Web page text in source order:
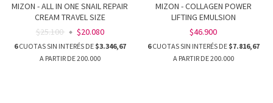
MIZON - ALL IN ONE SNAIL REPAIR
CREAM TRAVEL SIZE
$25.100
$20.080
6CUOTAS SIN INTERÉS DE $3.346,67
MIZON - COLLAGEN POWER
LIFTING EMULSION
$46.900
6CUOTAS SIN INTERÉS DE $7.816,67